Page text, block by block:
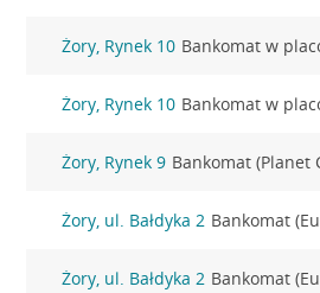
Żory, Rynek 10 Bankomat w
Żory, Rynek 10 Bankomat w
Żory, Rynek 9 Bankomat (Planet
Żory, ul. Bałdyka 2 Bankomat
Żory, ul. Bałdyka 2 Bankomat